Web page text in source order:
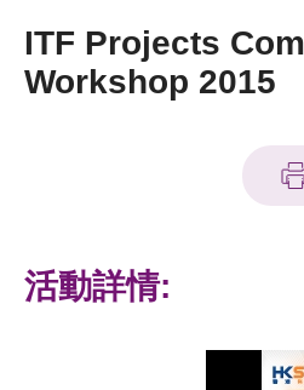
新聞中心
ITF Projects
Workshop 2015
活動詳情: